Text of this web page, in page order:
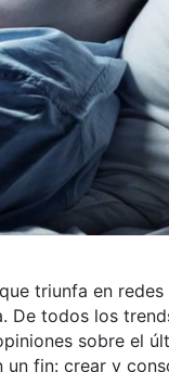
triunfa en redes
De todos los
sobre el
un fin: crear y